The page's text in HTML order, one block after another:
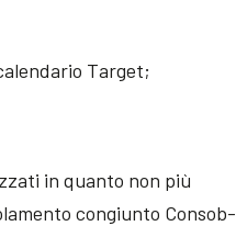
Target;
in quanto non più
congiunto Consob-